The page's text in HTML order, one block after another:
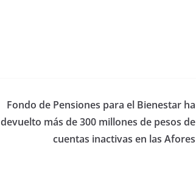
Fondo de Pensiones para el Bienestar ha
devuelto más de 300 millones de pesos de
cuentas inactivas en las Afores